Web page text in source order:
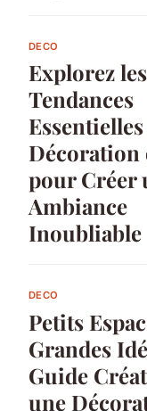
DECO
Explorez les
Tendances
Décoration
pour Créer
Ambiance
Inoubliable
DECO
Petits
Grandes
Guide
une